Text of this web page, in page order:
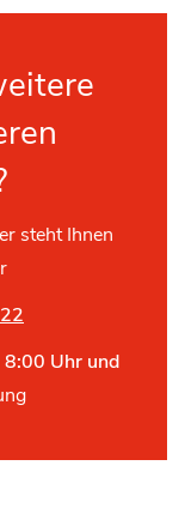
steht Ihnen
8:00 Uhr und